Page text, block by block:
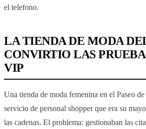
el telefono.
LA TIENDA DE MODA
CONVIRTIO LAS
VIP
Una tienda de moda femenina en el Paseo
servicio de personal shopper que era su
las cadenas. El problema: gestionaban las